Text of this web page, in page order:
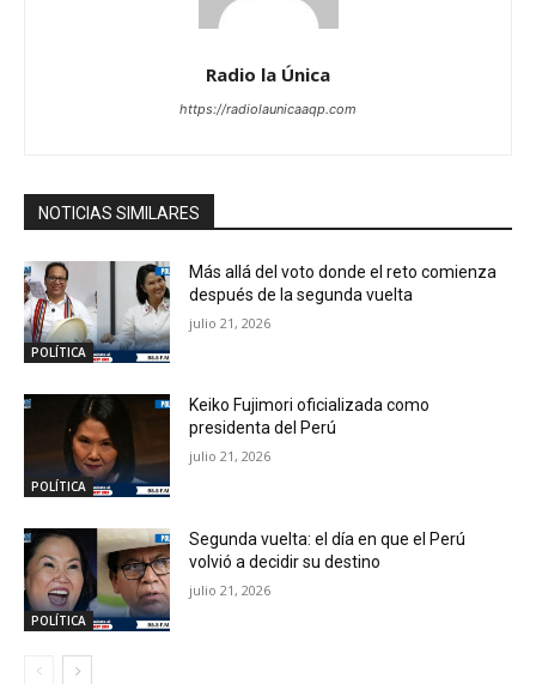
Radio la Única
https://radiolaunicaaqp.com
NOTICIAS SIMILARES
POLÍTICA
Más allá del voto donde el reto comienza
después de la segunda vuelta
julio 21, 2026
POLÍTICA
Keiko Fujimori oficializada como
presidenta del Perú
julio 21, 2026
POLÍTICA
Segunda vuelta: el día en que el Perú
volvió a decidir su destino
julio 21, 2026